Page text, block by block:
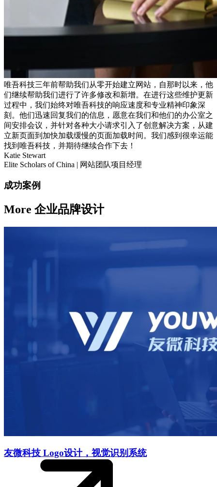
唯吾科技三年前帮助我们从零开始建立网站，自那时以来，他
们继续帮助我们进行了许多修改和新增。在进行这些维护更新
过程中，我们始终对唯吾科技的响应速度和专业精神印象深
刻。他们迅速回复我们的信息，愿意在我们和他们的办公室之
间安排会议，并针对各种大小请求引入了创意解决方案，从建
立新页面到加快加载缓慢的页面加载时间。我们感到很幸运能
找到唯吾科技，并期待继续合作下去！
Katie Stewart
Elite Scholars of China | 网站团队项目经理
成功案例
More 企业品牌设计
友微科技 Logo设计，视觉识别系统